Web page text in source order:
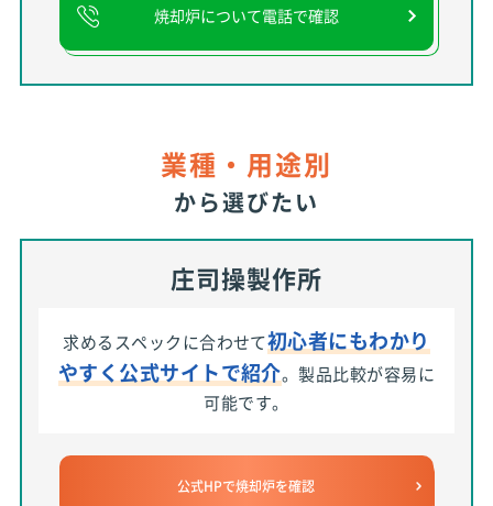
焼却炉について電話で確認
業種・用途別
から選びたい
庄司操製作所
求めるスペックに合わせて初心者にもわかり
やすく公式サイトで紹介。製品比較が容易に
可能です。
公式HPで焼却炉を確認